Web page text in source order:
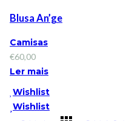
Blusa An’ge
Camisas
€60,00
Ler mais
Wishlist
Wishlist